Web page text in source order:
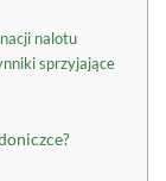
nalotu
sprzyjające